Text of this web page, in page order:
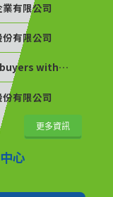
有限公司
有限公司
with
有限公司
更多資訊
心